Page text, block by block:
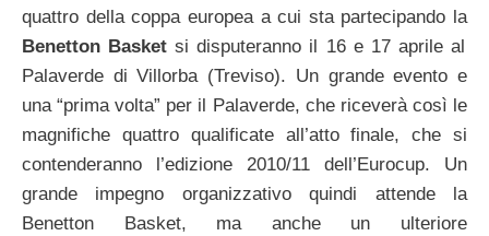
quattro della coppa europea a cui sta partecipando la
Benetton Basket si disputeranno il 16 e 17 aprile al
Palaverde di Villorba (Treviso). Un grande evento e
una “prima volta” per il Palaverde, che riceverà così le
magnifiche quattro qualificate all’atto finale, che si
contenderanno l’edizione 2010/11 dell’Eurocup. Un
grande impegno organizzativo quindi attende la
Benetton Basket, ma anche un ulteriore